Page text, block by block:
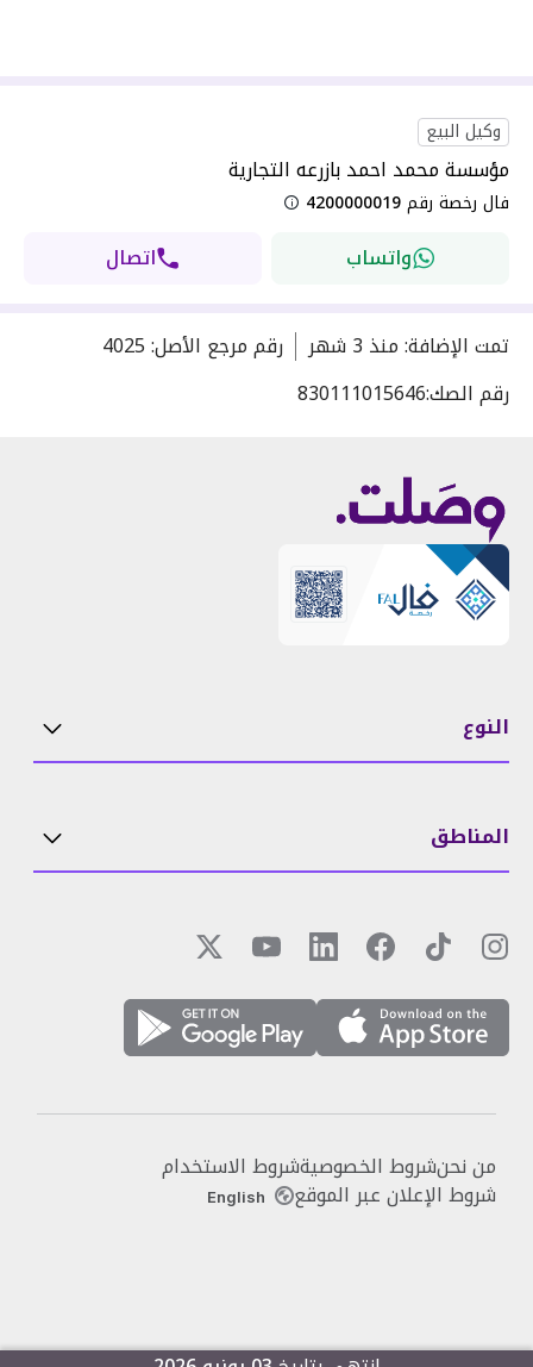
وكيل البيع
مؤسسة محمد احمد بازرعه التجارية
فال رخصة رقم4200000019
واتساب اتصال
تمت الإضافة:منذ 3 شهر رقم مرجع الأصل:
4025
رقم الصك:830111015646
النوع
المناطق
من نحنشروط الخصوصيةشروط الاستخدام
شروط الإعلان عبر الموقع English